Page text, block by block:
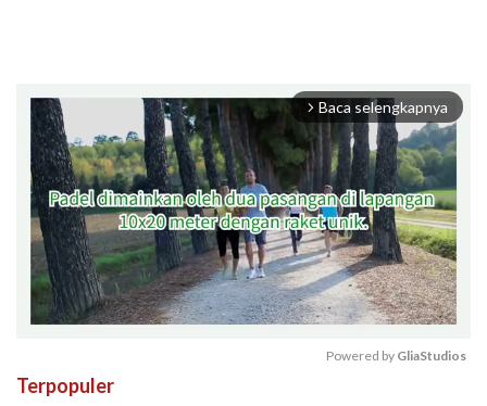
arrow_forward_ios Baca selengkapnya
Powered by GliaStudios
Terpopuler